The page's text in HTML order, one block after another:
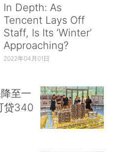
In Depth: As
Tencent Lays Off
Staff, Is Its ‘Winter’
Approaching?
2022年04月01日
至一
贷340